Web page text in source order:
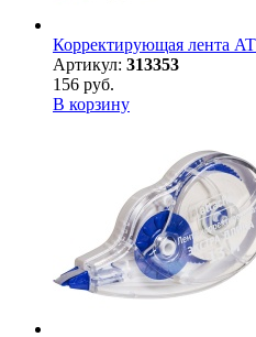
Корректирующая лента
Артикул: 313353
156 руб.
В корзину